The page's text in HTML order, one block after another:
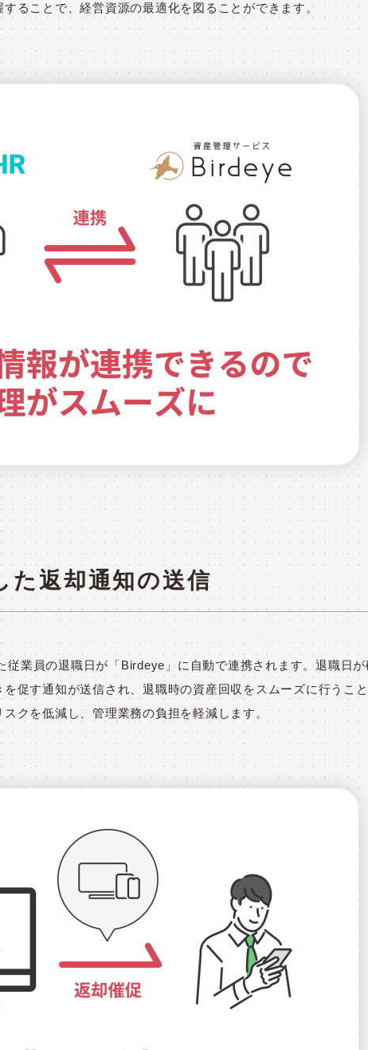
ることで、経営資源の最適化を図ることができます。
た返却通知の送信
従業員の退職日が「Birdeye」に自動で連携されます。退職日
促す通知が送信され、退職時の資産回収をスムーズに行うこ
クを低減し、管理業務の負担を軽減します。